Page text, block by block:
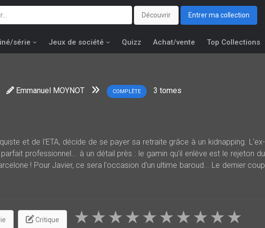
Découvrir Entrer ma collection
série Jeux de société Quizz Achat/vente Top Collections
Emmanuel MOYNOT COMPLÈTE 3 tomes
et de l'ETA, décide de se payer sa retraite grâce à un kidnapping. L'ex-
professionnel... à un détail près : le gamin qu'il enlève est le rejeton du
! Pour Javier, ce sera l'occasion d'un ultime baroud... Le dernier coup
Critique ★
★
★
★
★
★
★
★
★
★